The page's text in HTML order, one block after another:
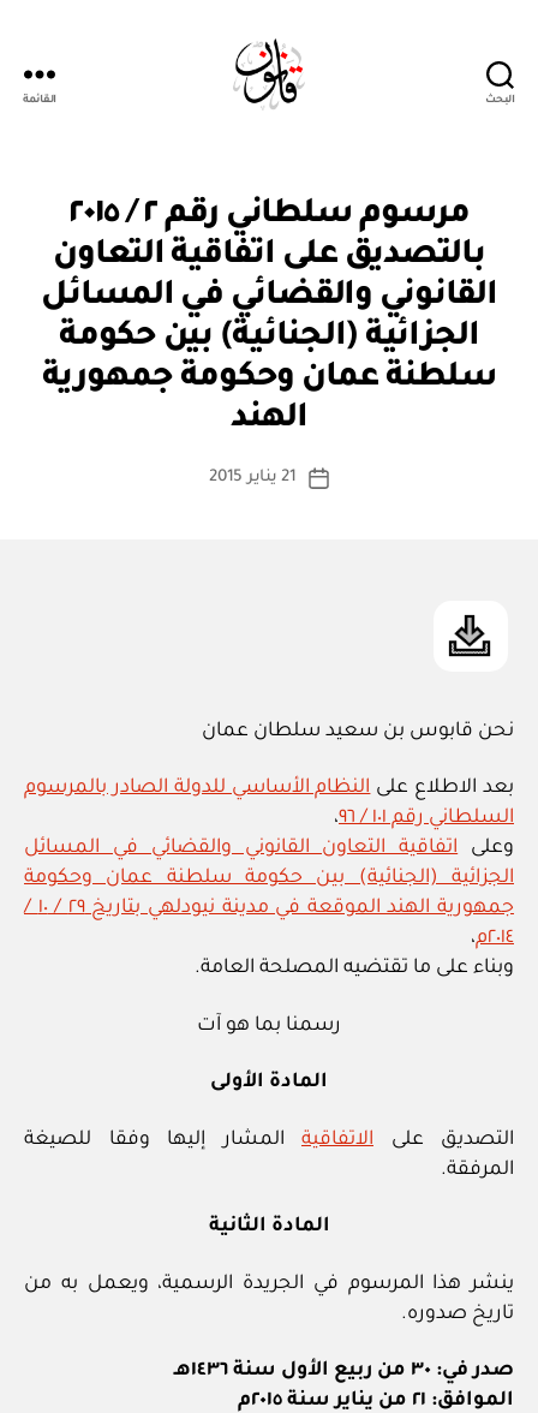
البحث القائمة
التصنيفات
مرسوم سلطاني رقم ٢ / ٢٠١٥
بالتصديق على اتفاقية التعاون
القانوني والقضائي في المسائل
الجزائية (الجنائية) بين حكومة
سلطنة عمان وحكومة جمهورية
الهند
كاتب
بو
ة
تاريخ
21 يناير 2015
نحن قابوس بن سعيد سلطان عمان
بعد الاطلاع علىالنظام الأساسي للدولة الصادر بالمرسوم
السلطاني رقم ١٠١ / ٩٦
،
وعلىاتفاقية التعاون القانوني والقضائي في المسائل
الجزائية (الجنائية) بين حكومة سلطنة عمان وحكومة
جمهورية الهند الموقعة في مدينة نيودلهي بتاريخ ٢٩ / ١٠ /
٢٠١٤م
،
وبناء على ما تقتضيه المصلحة العامة.
رسمنا بما هو آت
المادة الأولى
التصديق على الاتفاقية المشار إليها وفقا للصيغة
المرفقة.
المادة الثانية
ينشر هذا المرسوم في الجريدة الرسمية، ويعمل به من
تاريخ صدوره.
صدر في: ٣٠ من ربيع الأول سنة ١٤٣٦هـ
الموافق: ٢١ من يناير سنة ٢٠١٥م